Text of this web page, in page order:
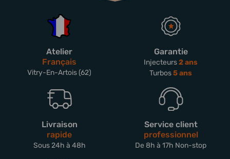
Atelier
Français
Vitry-En-Artois (62)
Garantie
Injecteurs2 ans
Turbos5 ans
Livraison
rapide
Sous 24h à 48h
Service client
professionnel
De 8h à 17h Non-stop